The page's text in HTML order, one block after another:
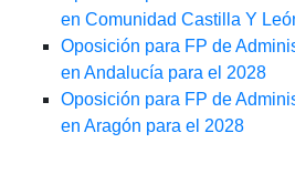
en Comunidad Castilla Y
Oposición para FP de
en Andalucía para el 2028
Oposición para FP de
en Aragón para el 2028